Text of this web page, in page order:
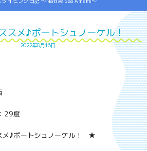
スメ♪ボートシュノーケル！
2022年8月16日
29度
♪ボートシュノーケル！ ★